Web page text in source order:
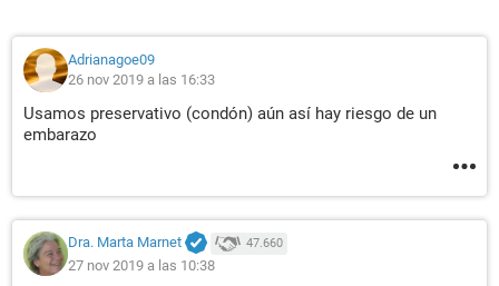
Adrianagoe09
26 nov 2019 a las 16:33
Usamos preservativo (condón) aún así hay riesgo de un
embarazo
Dra. Marta Marnet 47.660
27 nov 2019 a las 10:38